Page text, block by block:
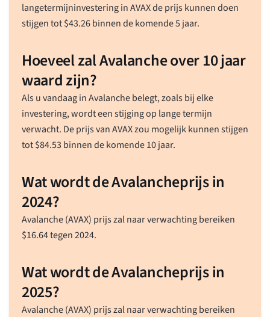
langetermijninvestering in AVAX de prijs kunnen doen
stijgen tot$43.26binnen de komende 5 jaar.
Hoeveel zal Avalanche over 10 jaar
waard zijn?
Als u vandaag in Avalanche belegt, zoals bij elke
investering, wordt een stijging op lange termijn
verwacht. De prijs van AVAX zou mogelijk kunnen stijgen
tot$84.53 binnen de komende 10 jaar.
Wat wordt de Avalancheprijs in
2024?
Avalanche (AVAX) prijs zal naar verwachting bereiken
$16.64tegen 2024.
Wat wordt de Avalancheprijs in
2025?
Avalanche (AVAX) prijs zal naar verwachting bereiken